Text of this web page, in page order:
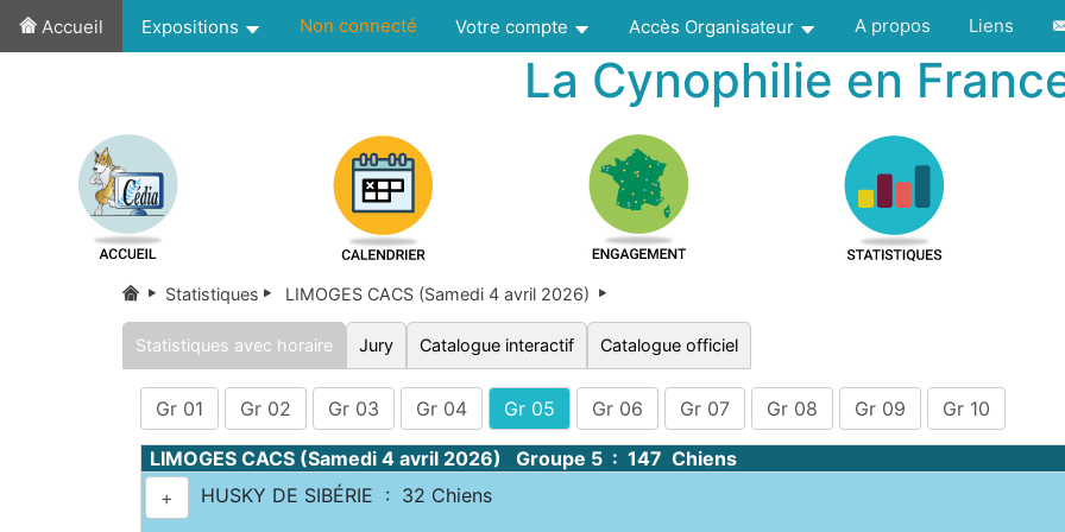
Accueil Expositions Non connecté Votre compte Accès Organisateur A propos Liens
La Cynophilie en
Statistiques LIMOGES CACS (Samedi 4 avril 2026)
Statistiques avec horaire Jury Catalogue interactif Catalogue officiel
Gr 01 Gr 02 Gr 03 Gr 04 Gr 05 Gr 06 Gr 07 Gr 08 Gr 09 Gr 10
LIMOGES CACS (Samedi 4 avril 2026) Groupe 5 : 147 Chiens
+
HUSKY DE SIBÉRIE : 32 Chiens